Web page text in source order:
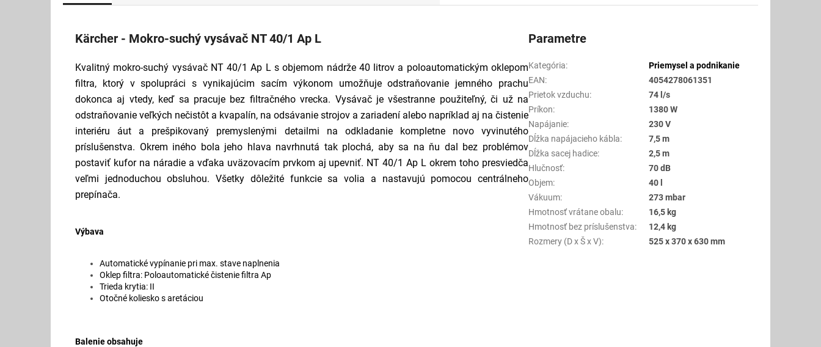
Kärcher - Mokro-suchý vysávač NT 40/1 Ap L
Kvalitný mokro-suchý vysávač NT 40/1 Ap L s objemom nádrže 40 litrov a poloautomatickým oklepom
filtra, ktorý v spolupráci s vynikajúcim sacím výkonom umožňuje odstraňovanie jemného prachu
dokonca aj vtedy, keď sa pracuje bez filtračného vrecka. Vysávač je všestranne použiteľný, či už na
odstraňovanie veľkých nečistôt a kvapalín, na odsávanie strojov a zariadení alebo napríklad aj na čistenie
interiéru áut a prešpikovaný premyslenými detailmi na odkladanie kompletne novo vyvinutého
príslušenstva. Okrem iného bola jeho hlava navrhnutá tak plochá, aby sa na ňu dal bez problémov
postaviť kufor na náradie a vďaka uväzovacím prvkom aj upevniť. NT 40/1 Ap L okrem toho presviedča
veľmi jednoduchou obsluhou. Všetky dôležité funkcie sa volia a nastavujú pomocou centrálneho
prepínača.
Výbava
Automatické vypínanie pri max. stave naplnenia
Oklep filtra: Poloautomatické čistenie filtra Ap
Trieda krytia: II
Otočné koliesko s aretáciou
Balenie obsahuje
Parametre
Kategória:
Priemysel a podnikanie
EAN:
4054278061351
Prietok vzduchu:
74 l/s
Príkon:
1380 W
Napájanie:
230 V
Dĺžka napájacieho kábla:
7,5 m
Dĺžka sacej hadice:
2,5 m
Hlučnosť:
70 dB
Objem:
40 l
Vákuum:
273 mbar
Hmotnosť vrátane obalu:
16,5 kg
Hmotnosť bez príslušenstva:
12,4 kg
Rozmery (D x Š x V): 525 x 370 x 630 mm